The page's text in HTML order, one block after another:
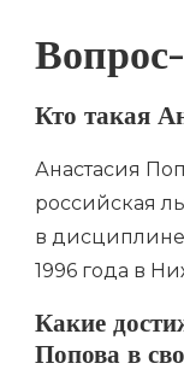
Кто такая
Анастасия
российская
в
1996 года в
Какие
Попова в